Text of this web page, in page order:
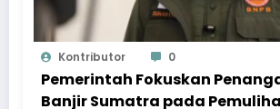
Kontributor 0
Pemerintah Fokuskan
Banjir Sumatra pada